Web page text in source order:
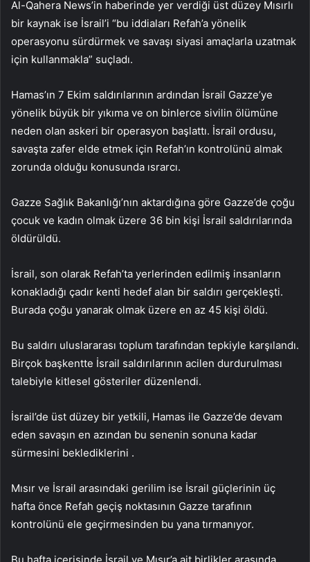
Al-Qahera News’in haberinde yer verdiği üst düzey Mısırlı
bir kaynak ise İsrail’i “bu iddiaları Refah’a yönelik
operasyonu sürdürmek ve savaşı siyasi amaçlarla uzatmak
için kullanmakla” suçladı.
Hamas’ın 7 Ekim saldırılarının ardından İsrail Gazze’ye
yönelik büyük bir yıkıma ve on binlerce sivilin ölümüne
neden olan askeri bir operasyon başlattı. İsrail ordusu,
savaşta zafer elde etmek için Refah’ın kontrolünü almak
zorunda olduğu konusunda ısrarcı.
Gazze Sağlık Bakanlığı’nın aktardığına göre Gazze’de çoğu
çocuk ve kadın olmak üzere 36 bin kişi İsrail saldırılarında
öldürüldü.
İsrail, son olarak Refah’ta yerlerinden edilmiş insanların
konakladığı çadır kenti hedef alan bir saldırı gerçekleşti.
Burada çoğu yanarak olmak üzere en az 45 kişi öldü.
Bu saldırı uluslararası toplum tarafından tepkiyle karşılandı.
Birçok başkentte İsrail saldırılarının acilen durdurulması
talebiyle kitlesel gösteriler düzenlendi.
İsrail’de üst düzey bir yetkili, Hamas ile Gazze’de devam
eden savaşın en azından bu senenin sonuna kadar
sürmesini beklediklerini .
Mısır ve İsrail arasındaki gerilim ise İsrail güçlerinin üç
hafta önce Refah geçiş noktasının Gazze tarafının
kontrolünü ele geçirmesinden bu yana tırmanıyor.